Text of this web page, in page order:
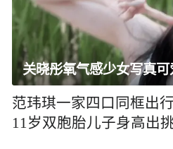
关晓彤氧气感少女写真
范玮琪一家四口同框出行
11岁双胞胎儿子身高出